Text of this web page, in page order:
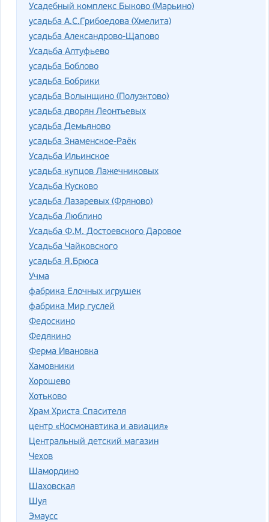
Усадебный комплекс Быково (Марьино)
усадьба А.С.Грибоедова (Хмелита)
усадьба Александрово-Щапово
Усадьба Алтуфьево
усадьба Боблово
усадьба Бобрики
усадьба Волынщино (Полуэктово)
усадьба дворян Леонтьевых
усадьба Демьяново
усадьба Знаменское-Раёк
Усадьба Ильинское
усадьба купцов Лажечниковых
Усадьба Кусково
усадьба Лазаревых (Фряново)
Усадьба Люблино
Усадьба Ф.М. Достоевского Даровое
Усадьба Чайковского
усадьба Я.Брюса
Учма
фабрика Елочных игрушек
фабрика Мир гуслей
Федоскино
Федякино
Ферма Ивановка
Хамовники
Хорошево
Хотьково
Храм Христа Спасителя
центр «Космонавтика и авиация»
Центральный детский магазин
Чехов
Шамордино
Шаховская
Шуя
Эмаусс